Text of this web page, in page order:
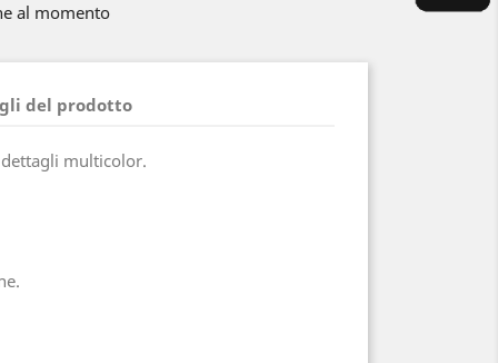
al momento
del prodotto
dettagli multicolor.